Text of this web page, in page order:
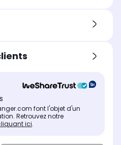
Puissance
font l'objet d'un
Retrouvez notre
ici.